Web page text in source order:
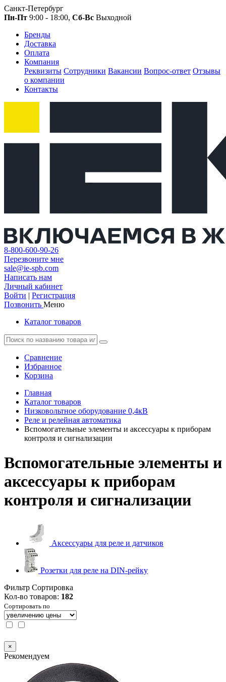
Санкт-Петербург
Пн-Пт 9:00 - 18:00, Сб-Вс Выходной
Бренды
Доставка
Оплата
Компания
Реквизиты Сотрудники Вакансии Вопрос-ответ Отзывы
о компании
Контакты
8-800-600-90-26
Перезвоните мне
sale@ie-spb.com
Написать нам
Личный кабинет
Войти | Регистрация
Позвонить Меню
Каталог товаров
Сравнение
Избранное
Корзина
Главная
Каталог товаров
Низковольтное оборудование 0,4кВ
Реле и релейная автоматика
Вспомогательные элементы и аксессуары к приборам
контроля и сигнализации
Вспомогательные элементы и
аксессуары к приборам
контроля и сигнализации
Аксессуары для реле и датчиков
Розетки для реле на DIN-рейку
Фильтр Сортировка
Кол-во товаров: 182
Сортировать по
×
Рекомендуем